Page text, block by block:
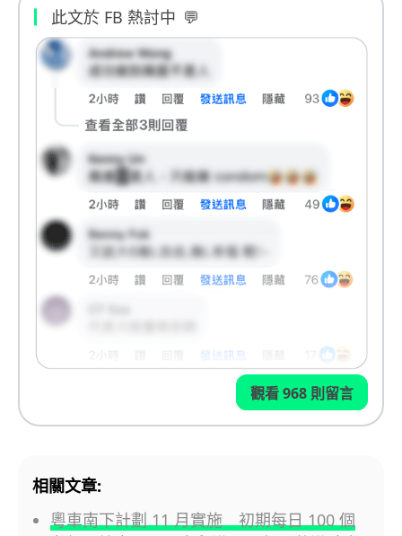
此文於 FB 熱討中 💬
觀看 968 則留言
相關文章:
粵車南下計劃 11 月實施 初期每日 100 個